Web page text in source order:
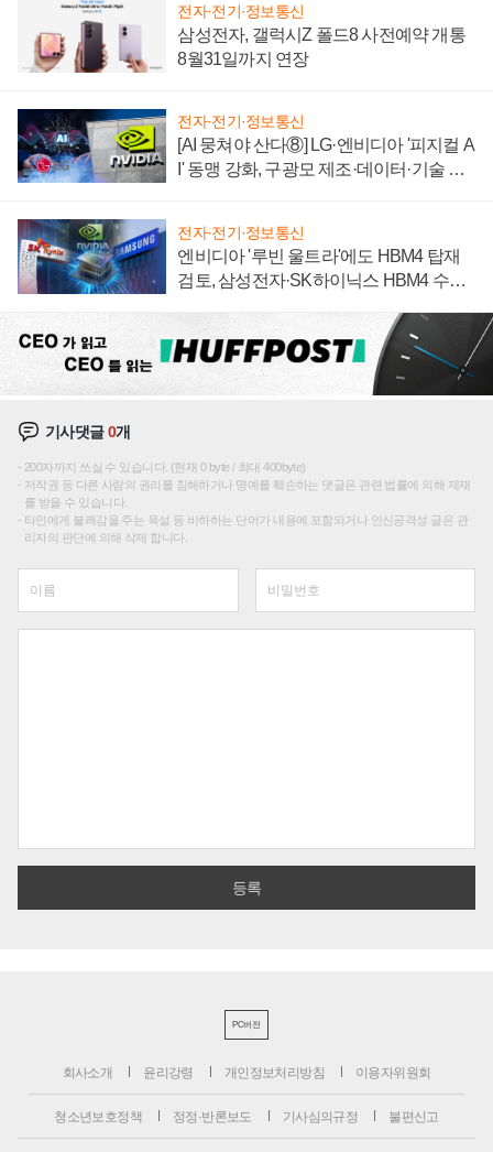
전자·전기·정보통신
삼성전자, 갤럭시Z 폴드8 사전예약 개통
8월31일까지 연장
전자·전기·정보통신
[AI 뭉쳐야 산다⑧] LG·엔비디아 '피지컬 A
I' 동맹 강화, 구광모 제조·데이터·기술 결
전자·전기·정보통신
엔비디아 '루빈 울트라'에도 HBM4 탑재
검토, 삼성전자·SK하이닉스 HBM4 수율
기사댓글0개
200자까지 쓰실 수 있습니다. (현재 0 byte / 최대 400byte)
저작권 등 다른 사람의 권리를 침해하거나 명예를 훼손하는 댓글은 관련 법률에 의해 제재
를 받을 수 있습니다.
타인에게 불쾌감을 주는 욕설 등 비하하는 단어가 내용에 포함되거나 인신공격성 글은 관
리자의 판단에 의해 삭제 합니다.
PC버전
회사소개 윤리강령 개인정보처리방침 이용자위원회
청소년보호정책 정정·반론보도 기사심의규정 불편신고